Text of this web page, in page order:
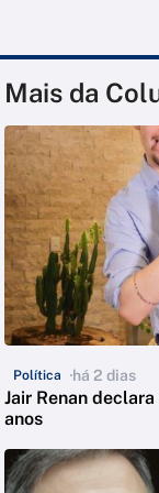
Mais da
Política há 2 dias
Jair Renan
anos